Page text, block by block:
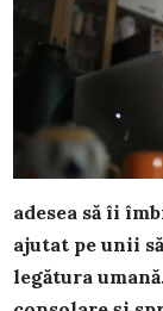
adesea să îi
ajutat pe unii
legătura